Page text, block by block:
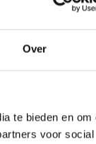
Over
te bieden en om
voor social
+
€
-